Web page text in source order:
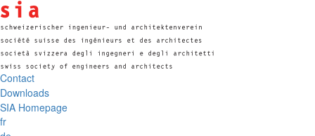
Contact
Downloads
SIA Homepage
fr